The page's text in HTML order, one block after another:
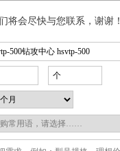
将会尽快与您联系，谢谢！